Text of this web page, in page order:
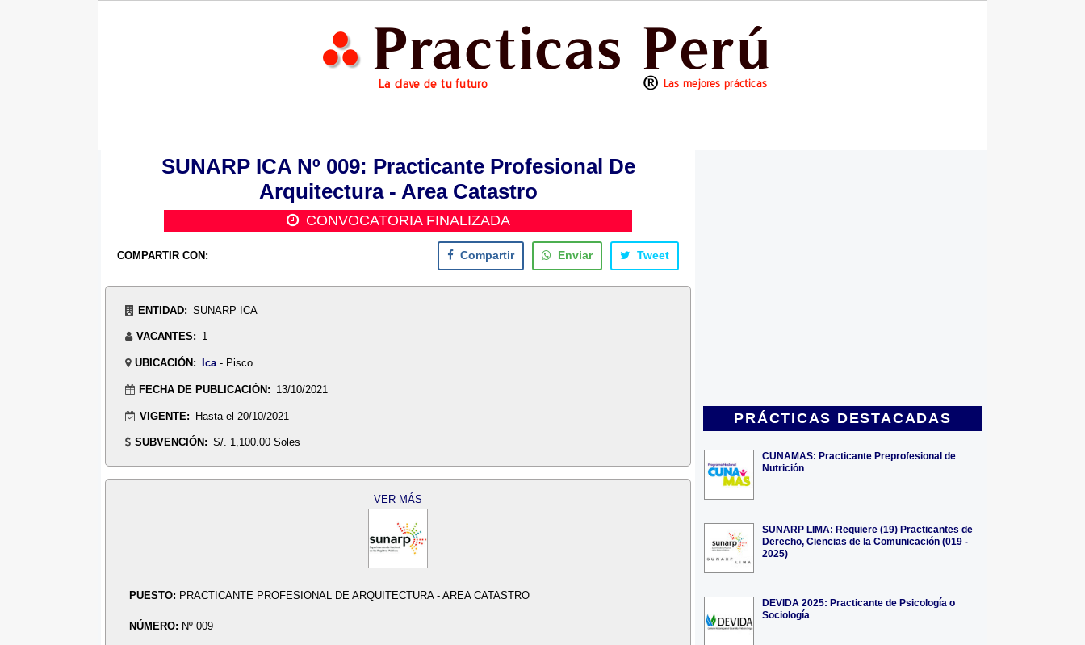
PRÁCTICAS DESTACADAS
CUNAMAS: Practicante Preprofesional de
Nutrición
SUNARP LIMA: Requiere (19) Practicantes de
Derecho, Ciencias de la Comunicación (019 -
2025)
DEVIDA 2025: Practicante de Psicología o
Sociología
SUNARP ICA Nº 009: Practicante Profesional De
Arquitectura - Area Catastro
CONVOCATORIA FINALIZADA
COMPARTIR CON: Compartir Enviar Tweet
ENTIDAD: SUNARP ICA
VACANTES: 1
UBICACIÓN: Ica- Pisco
FECHA DE PUBLICACIÓN: 13/10/2021
VIGENTE: Hasta el 20/10/2021
SUBVENCIÓN: S/. 1,100.00 Soles
VER MÁS
PUESTO: PRACTICANTE PROFESIONAL DE ARQUITECTURA - AREA CATASTRO
NÚMERO: Nº 009